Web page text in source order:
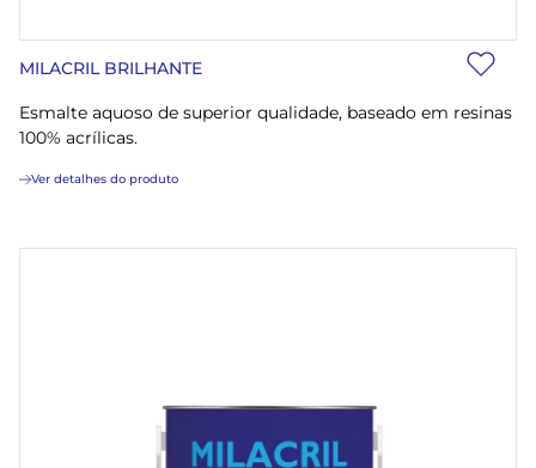
MILACRIL BRILHANTE
Esmalte aquoso de superior qualidade, baseado em resinas
100% acrílicas.
Ver detalhes do produto